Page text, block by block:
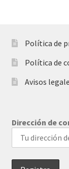
Política de
Política de
Avisos
Dirección de